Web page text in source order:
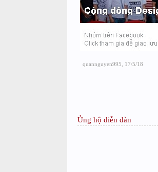
quannguyen995 17/5/18
Ủng hộ diễn đàn